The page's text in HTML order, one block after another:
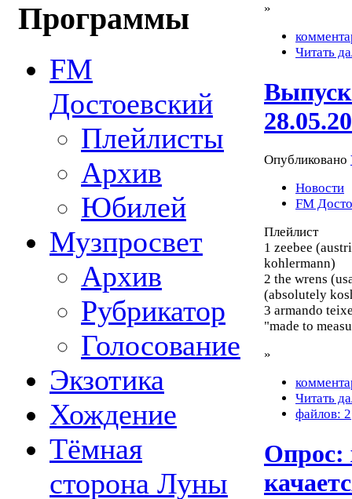
Программы
FM
Достоевский
Плейлисты
Архив
Юбилей
Музпросвет
Архив
Рубрикатор
Голосование
Экзотика
Хождение
Тёмная
сторона Луны
»
Читать
Опубликовано
Новости
FM
Плейлист
1 zeebee
kohlermann)
2 the wrens
(absolutely
3 armando
"made to
»
Читать
файлов: 2
Опрос: